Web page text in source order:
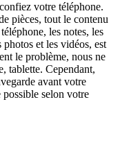
votre téléphone.
pièces, tout le contenu
les notes, les
et les vidéos, est
le problème, nous ne
tablette. Cependant,
avant votre
selon votre